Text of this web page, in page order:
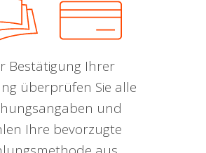
Bestätigung Ihrer
überprüfen Sie alle
und
Ihre bevorzugte